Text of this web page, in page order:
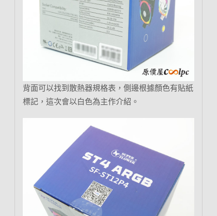
背面可以找到散熱器規格表，側邊根據顏色有貼紙
標記，這次會以白色為主作介紹。